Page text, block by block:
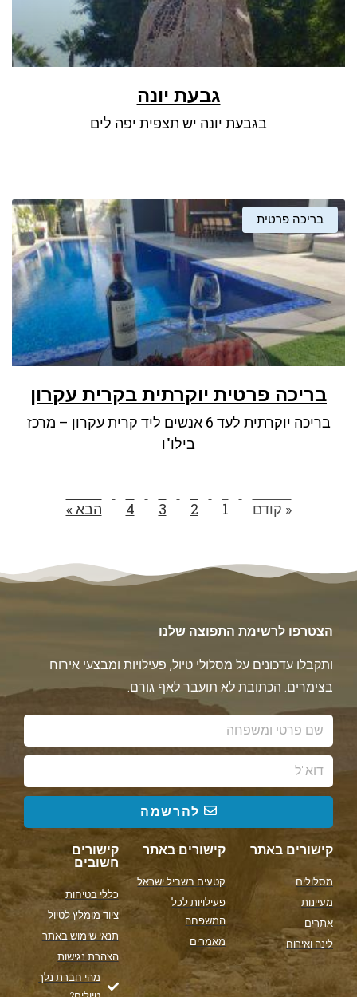
גבעת יונה
בגבעת יונה יש תצפית יפה לים
בריכה פרטית
בריכה פרטית יוקרתית בקרית עקרון
בריכה יוקרתית לעד 6 אנשים ליד קרית עקרון – מרכז
בילו"ו
« קודם 1
2
3
4 הבא »
הצטרפו לרשימת התפוצה שלנו
ותקבלו עדכונים על מסלולי טיול, פעילויות ומבצעי אירוח
בצימרים. הכתובת לא תועבר לאף גורם.
להרשמה
קישורים באתר
מסלולים
מעיינות
אתרים
לינה ואירוח
קישורים באתר
קטעים בשביל ישראל
פעילויות לכל
המשפחה
מאמרים
קישורים
חשובים
כללי בטיחות
ציוד מומלץ לטיול
תנאי שימוש באתר
הצהרת נגישות
מהי חברת נלך